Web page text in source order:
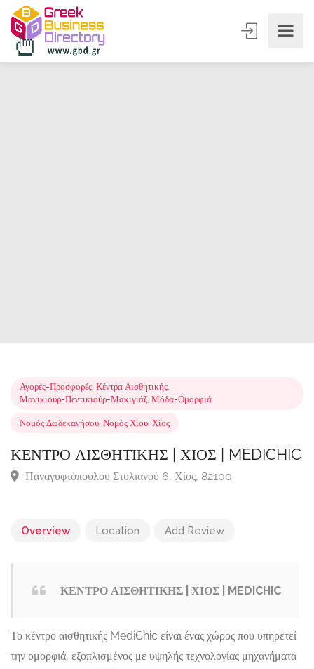
Αγορές-Προσφορές ,Κέντρα Αισθητικής
Νομός Δωδεκανήσου,Νομός Χίου,Χίος
Overview Location Add Review
ΚΕΝΤΡΟ ΑΙΣΘΗΤΙΚΗΣ | ΧΙΟΣ | MEDICHIC
Το κέντρο αισθητικής MediChic είναι ένας χώρος που υπηρετεί
την ομορφιά, εξοπλισμένος με υψηλής τεχνολογίας μηχανήματα